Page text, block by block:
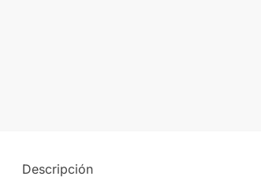
Descripción